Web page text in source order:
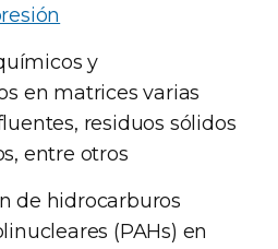
y
en matrices varias
residuos sólidos
entre otros
de hidrocarburos
(PAHs) en